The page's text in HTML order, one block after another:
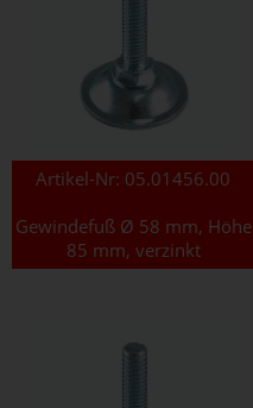
Artikel-Nr: 05.01456.00
Gewindefuß Ø 58 mm, Höhe
85 mm, verzinkt